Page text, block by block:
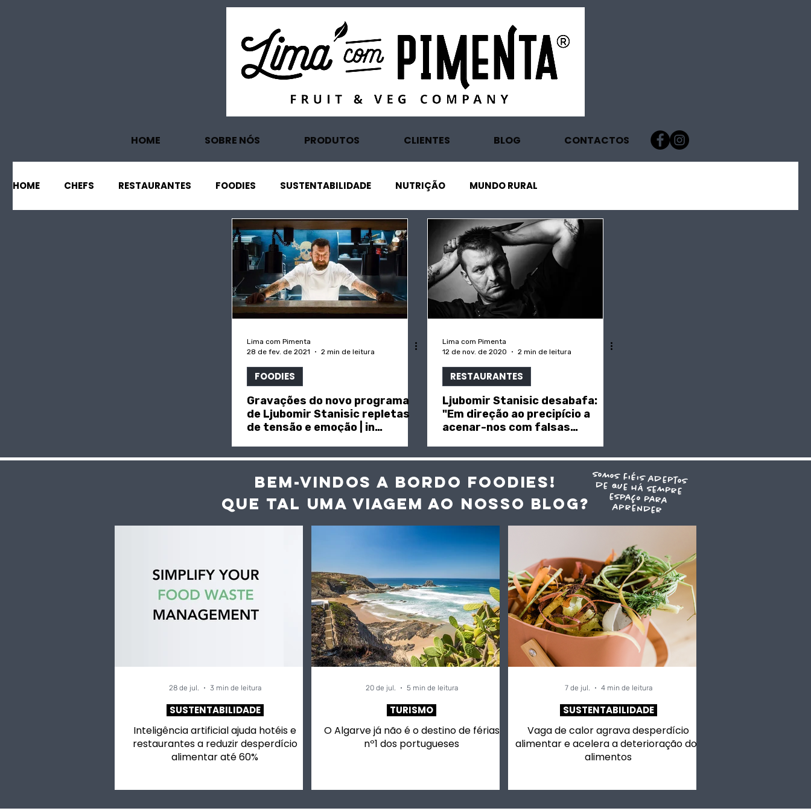
HOME SOBRE NÓS PRODUTOS CLIENTES BLOG CONTACTOS
HOME CHEFS RESTAURANTES FOODIES SUSTENTABILIDADE NUTRIÇÃO MUNDO RURAL
ECONOMIA
Lima com Pimenta
28 de fev. de 2021
2 min de leitura
FOODIES
Gravações do novo programa
de Ljubomir Stanisic repletas
de tensão e emoção | in
Lima com Pimenta
12 de nov. de 2020
2 min de leitura
RESTAURANTES
Ljubomir Stanisic desabafa:
"Em direção ao precipício a
acenar-nos com falsas
BEM-VINDOS A BORDO FOODIES!
QUE TAL UMA VIAGEM AO NOSSO blog?
somos fiéis adeptos
de que há sempre
espaço para
aprender
Inteligência artificial ajuda hotéis e
restaurantes a reduzir desperdício
alimentar até 60%
SUSTENTABILIDADE
28 de jul. 3 min de leitura
O Algarve já não é o destino de férias
nº1 dos portugueses
TURISMO
20 de jul. 5 min de leitura
Vaga de calor agrava desperdício
alimentar e acelera a deterioração dos
alimentos
SUSTENTABILIDADE
7 de jul. 4 min de leitura